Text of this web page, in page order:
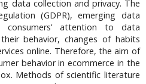
data collection and privacy. The
(GDPR), emerging data
consumers’ attention to data
behavior, changes of habits
online. Therefore, the aim of
behavior in ecommerce in the
Methods of scientific literature